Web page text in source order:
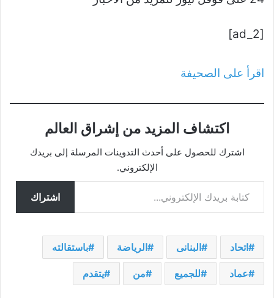
[ad_2]
اقرأ على الصحيفة
اكتشاف المزيد من إشراق العالم
اشترك للحصول على أحدث التدوينات المرسلة إلى بريدك
الإلكتروني.
كتابة بريدك الإلكتروني...
اشتراك
اتحاد البنانى الرياضة باستقالته
عماد للجميع من يتقدم